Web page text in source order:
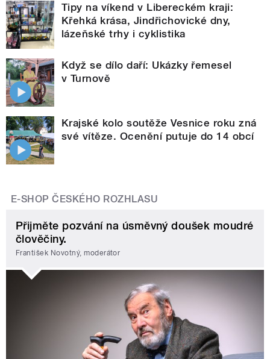
Tipy na víkend v Libereckém kraji:
Křehká krása, Jindřichovické dny,
lázeňské trhy i cyklistika
Když se dílo daří: Ukázky řemesel
v Turnově
Krajské kolo soutěže Vesnice roku zná
své vítěze. Ocenění putuje do 14 obcí
E-SHOP ČESKÉHO ROZHLASU
Přijměte pozvání na úsměvný doušek moudré
člověčiny.
František Novotný, moderátor